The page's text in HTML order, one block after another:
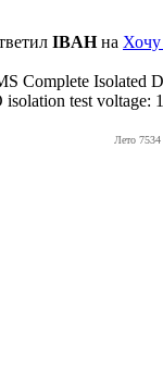
IBAHна Хочу
Isolated
test
Лето 7534